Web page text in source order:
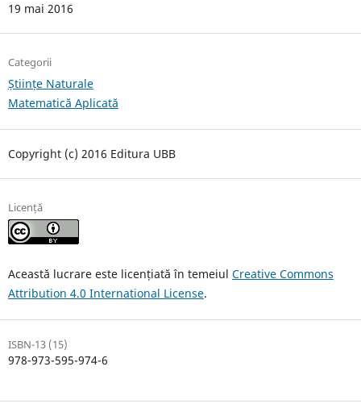
19 mai 2016
Categorii
Științe Naturale
Matematică Aplicată
Copyright (c) 2016 Editura UBB
Licență
Această lucrare este licențiată în temeiul Creative Commons
Attribution 4.0 International License.
ISBN-13 (15)
978-973-595-974-6